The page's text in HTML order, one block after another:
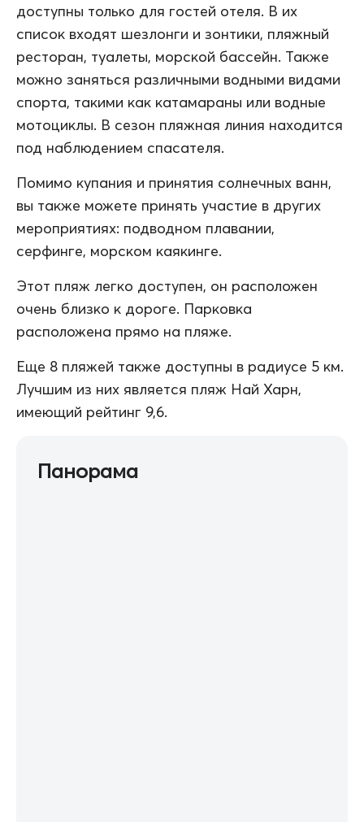
доступны только для гостей отеля. В их
список входят шезлонги и зонтики, пляжный
ресторан, туалеты, морской бассейн. Также
можно заняться различными водными видами
спорта, такими как катамараны или водные
мотоциклы. В сезон пляжная линия находится
под наблюдением спасателя.
Помимо купания и принятия солнечных ванн,
вы также можете принять участие в других
мероприятиях: подводном плавании,
серфинге, морском каякинге.
Этот пляж легко доступен, он расположен
очень близко к дороге. Парковка
расположена прямо на пляже.
Еще 8 пляжей также доступны в радиусе 5 км.
Лучшим из них является пляж Най Харн,
имеющий рейтинг 9,6.
Панорама